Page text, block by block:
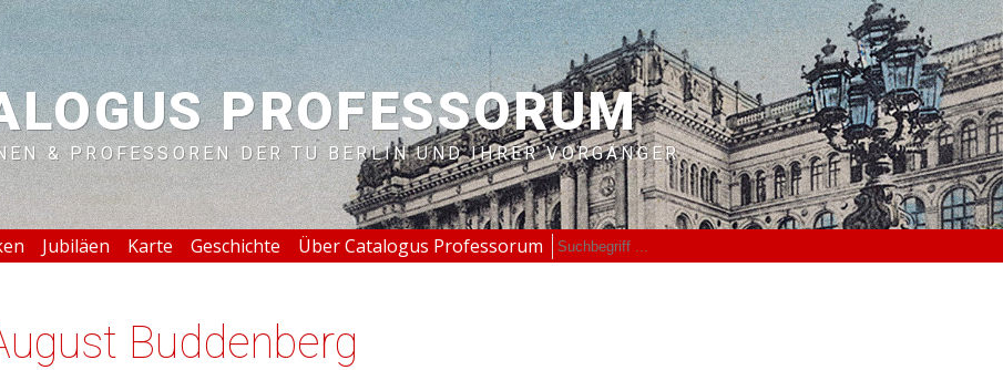
PROFESSORUM
& PROFESSOREN DER TU BERLIN UND IHRER VORGÄNGER
Jubiläen Karte Geschichte Über Catalogus Professorum
Buddenberg